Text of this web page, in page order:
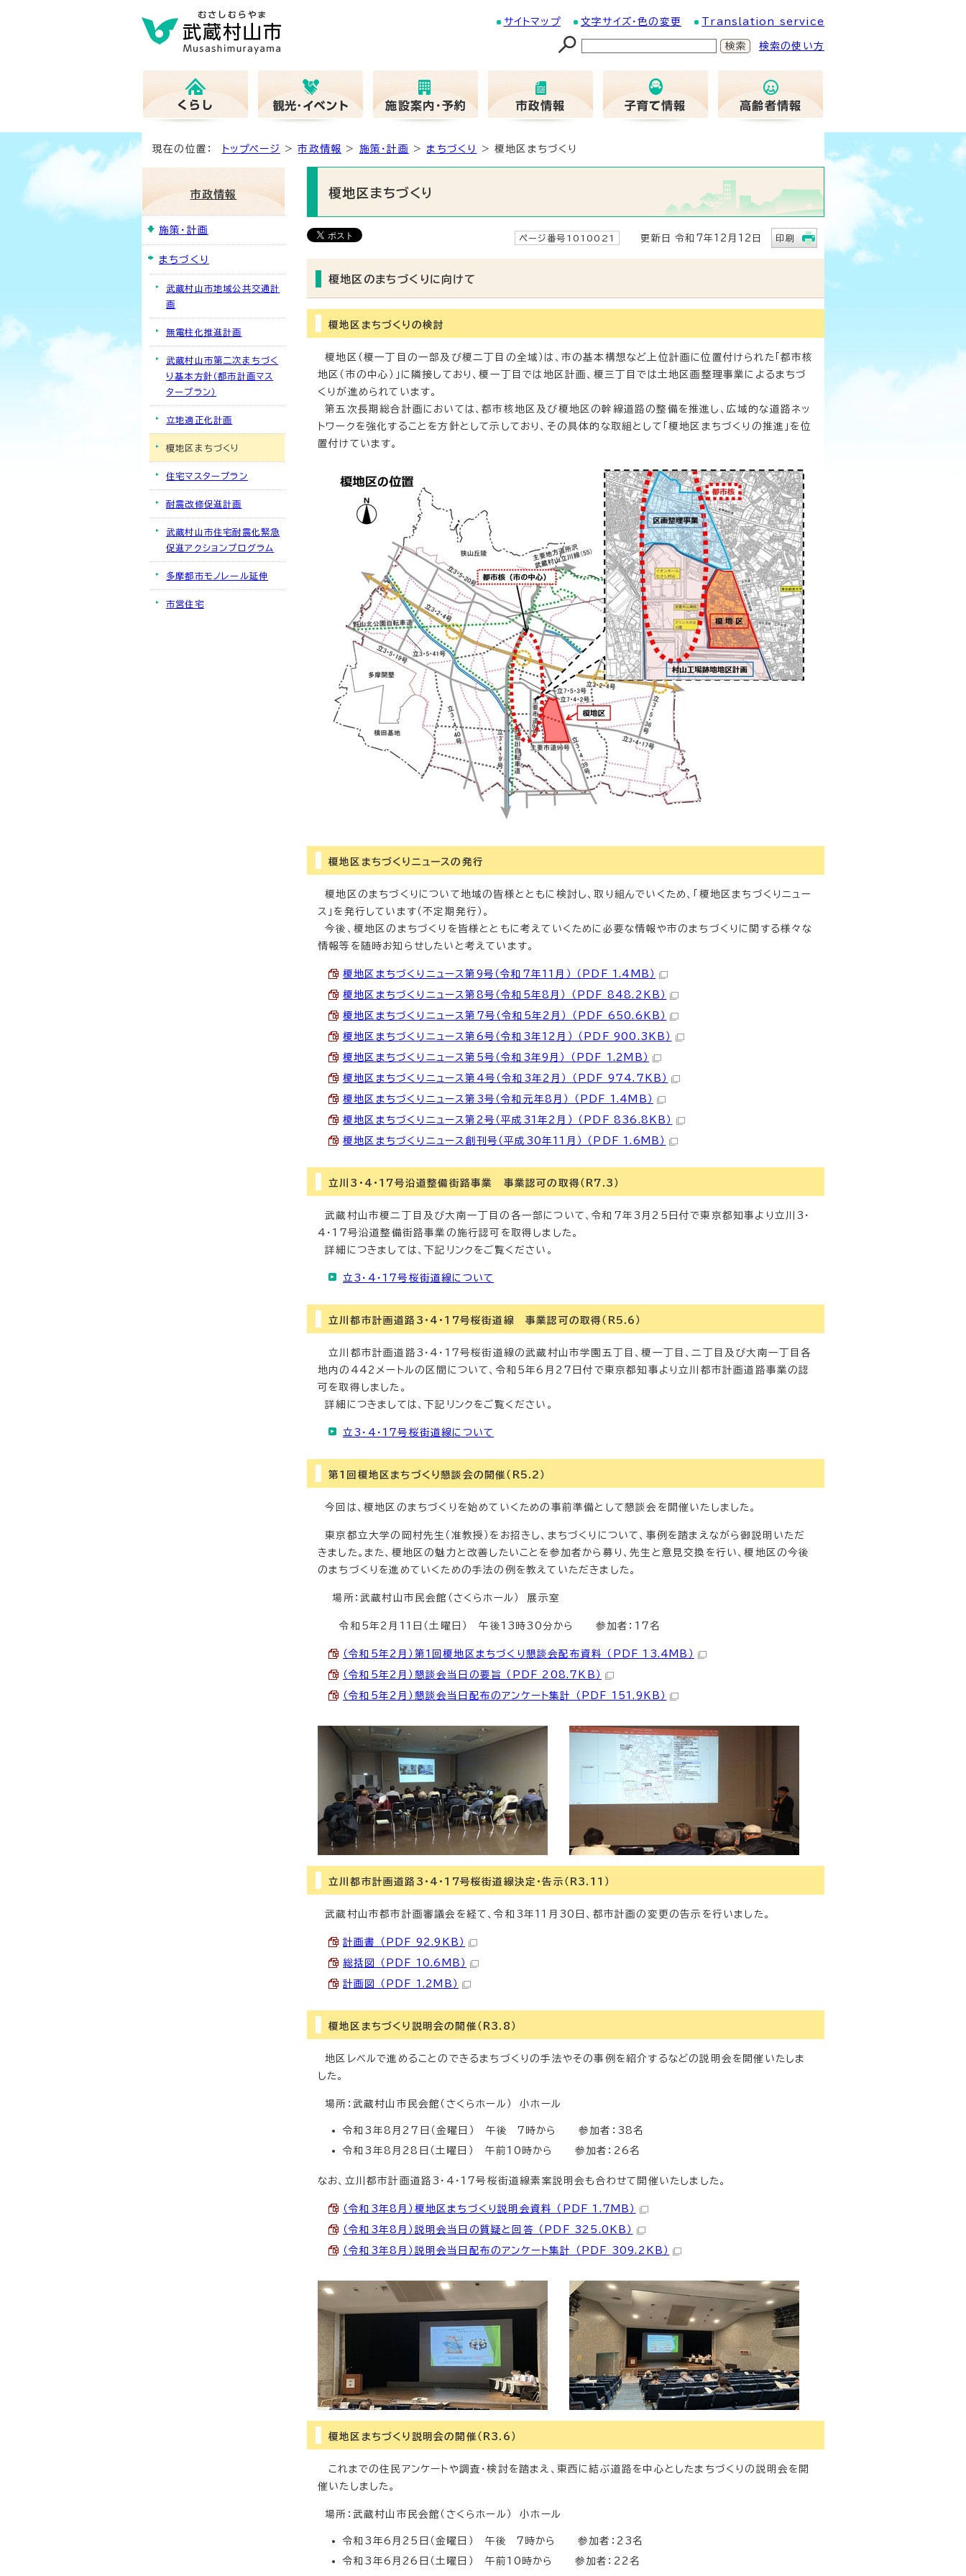
サイトマップ 文字サイズ・色の変更 Translation service
検索の使い方
現在の位置： トップページ >市政情報 > 施策・計画 > まちづくり > 榎地区まちづくり
榎地区まちづくり
ページ番号1010021 更新日 令和7年12月12日 印刷
榎地区のまちづくりに向けて
榎地区まちづくりの検討
榎地区（榎一丁目の一部及び榎二丁目の全域）は、市の基本構想など上位計画に位置付けられた「都市核
地区（市の中心）」に隣接しており、榎一丁目では地区計画、榎三丁目では土地区画整理事業によるまちづ
くりが進められています。
第五次長期総合計画においては、都市核地区及び榎地区の幹線道路の整備を推進し、広域的な道路ネッ
トワークを強化することを方針として示しており、その具体的な取組として「榎地区まちづくりの推進」を位
置付けています。
榎地区まちづくりニュースの発行
榎地区のまちづくりについて地域の皆様とともに検討し、取り組んでいくため、「榎地区まちづくりニュー
ス」を発行しています（不定期発行）。
今後、榎地区のまちづくりを皆様とともに考えていくために必要な情報や市のまちづくりに関する様々な
情報等を随時お知らせしたいと考えています。
榎地区まちづくりニュース第9号（令和7年11月） （PDF 1.4MB）
榎地区まちづくりニュース第8号（令和5年8月） （PDF 848.2KB）
榎地区まちづくりニュース第7号（令和5年2月） （PDF 650.6KB）
榎地区まちづくりニュース第6号（令和3年12月） （PDF 900.3KB）
榎地区まちづくりニュース第5号（令和3年9月） （PDF 1.2MB）
榎地区まちづくりニュース第4号（令和3年2月） （PDF 974.7KB）
榎地区まちづくりニュース第3号（令和元年8月） （PDF 1.4MB）
榎地区まちづくりニュース第2号（平成31年2月） （PDF 836.8KB）
榎地区まちづくりニュース創刊号（平成30年11月） （PDF 1.6MB）
立川3・4・17号沿道整備街路事業 事業認可の取得（R7.3）
武蔵村山市榎二丁目及び大南一丁目の各一部について、令和7年3月25日付で東京都知事より立川3・
4・17号沿道整備街路事業の施行認可を取得しました。
詳細につきましては、下記リンクをご覧ください。
立3・4・17号桜街道線について
立川都市計画道路3・4・17号桜街道線 事業認可の取得（R5.6）
立川都市計画道路3・4・17号桜街道線の武蔵村山市学園五丁目、榎一丁目、二丁目及び大南一丁目各
地内の442メートルの区間について、令和5年6月27日付で東京都知事より立川都市計画道路事業の認
可を取得しました。
詳細につきましては、下記リンクをご覧ください。
立3・4・17号桜街道線について
第1回榎地区まちづくり懇談会の開催（R5.2）
今回は、榎地区のまちづくりを始めていくための事前準備として懇談会を開催いたしました。
東京都立大学の岡村先生（准教授）をお招きし、まちづくりについて、事例を踏まえながら御説明いただ
きました。また、榎地区の魅力と改善したいことを参加者から募り、先生と意見交換を行い、榎地区の今後
のまちづくりを進めていくための手法の例を教えていただきました。
場所：武蔵村山市民会館（さくらホール） 展示室
令和5年2月11日（土曜日） 午後13時30分から 参加者：17名
（令和5年2月）第1回榎地区まちづくり懇談会配布資料 （PDF 13.4MB）
（令和5年2月）懇談会当日の要旨 （PDF 208.7KB）
（令和5年2月）懇談会当日配布のアンケート集計 （PDF 151.9KB）
立川都市計画道路3・4・17号桜街道線決定・告示（R3.11）
武蔵村山市都市計画審議会を経て、令和3年11月30日、都市計画の変更の告示を行いました。
計画書 （PDF 92.9KB）
総括図 （PDF 10.6MB）
計画図 （PDF 1.2MB）
榎地区まちづくり説明会の開催（R3.8）
地区レベルで進めることのできるまちづくりの手法やその事例を紹介するなどの説明会を開催いたしま
した。
場所：武蔵村山市民会館（さくらホール） 小ホール
令和3年8月27日（金曜日） 午後 7時から 参加者：38名
令和3年8月28日（土曜日） 午前10時から 参加者：26名
なお、立川都市計画道路3・4・17号桜街道線素案説明会も合わせて開催いたしました。
（令和3年8月）榎地区まちづくり説明会資料 （PDF 1.7MB）
（令和3年8月）説明会当日の質疑と回答 （PDF 325.0KB）
（令和3年8月）説明会当日配布のアンケート集計 （PDF 309.2KB）
榎地区まちづくり説明会の開催（R3.6）
これまでの住民アンケートや調査・検討を踏まえ、東西に結ぶ道路を中心としたまちづくりの説明会を開
催いたしました。
場所：武蔵村山市民会館（さくらホール） 小ホール
令和3年6月25日（金曜日） 午後 7時から 参加者：23名
令和3年6月26日（土曜日） 午前10時から 参加者：22名
市政情報
施策・計画
まちづくり
武蔵村山市地域公共交通計
画
無電柱化推進計画
武蔵村山市第二次まちづく
り基本方針（都市計画マス
タープラン）
立地適正化計画
榎地区まちづくり
住宅マスタープラン
耐震改修促進計画
武蔵村山市住宅耐震化緊急
促進アクションプログラム
多摩都市モノレール延伸
市営住宅